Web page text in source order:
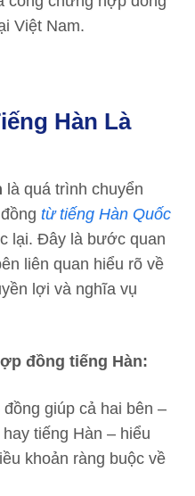
Việt Nam.
Hàn Là
là quá trình chuyển
từ tiếng Hàn Quốc
lại. Đây là bước quan
liên quan hiểu rõ về
lợi và nghĩa vụ
đồng tiếng Hàn:
giúp cả hai bên –
tiếng Hàn – hiểu
khoản ràng buộc về